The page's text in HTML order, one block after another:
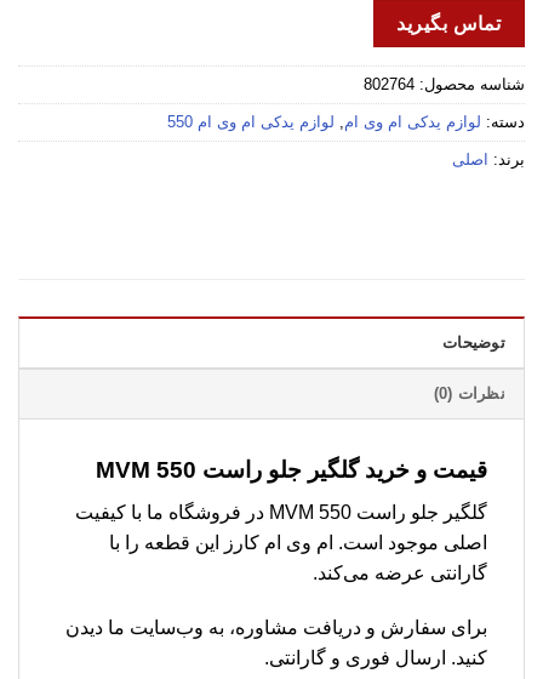
تماس بگیرید
شناسه محصول: 802764
دسته: لوازم یدکی ام وی ام, لوازم یدکی ام وی ام 550
برند: اصلی
توضیحات
نظرات (0)
قیمت و خرید گلگیر جلو راست MVM 550
گلگیر جلو راست MVM 550 در فروشگاه ما با کیفیت
اصلی موجود است. ام وی ام کارز این قطعه را با
گارانتی عرضه می‌کند.
برای سفارش و دریافت مشاوره، به وب‌سایت ما دیدن
کنید. ارسال فوری و گارانتی.